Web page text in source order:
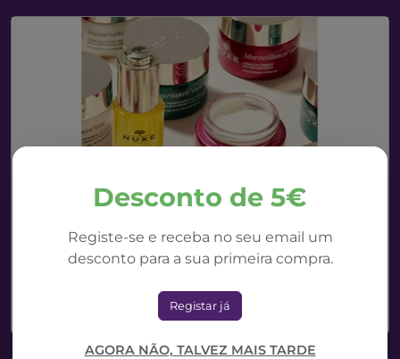
Desconto de 5€
Registe-se e receba no seu email um
desconto para a sua primeira compra.
Registar já
AGORA NÃO, TALVEZ MAIS TARDE
30% Desconto!